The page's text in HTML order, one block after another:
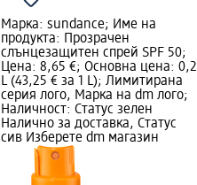
Марка: sundance; Име на
продукта: Прозрачен
слънцезащитен спрей SPF 50;
Цена: 8,65 €; Основна цена: 0,2
L (43,25 € за 1 L); Лимитирана
серия лого, Марка на dm лого;
Наличност: Статус зелен
Налично за доставка, Статус
сив Изберете dm магазин